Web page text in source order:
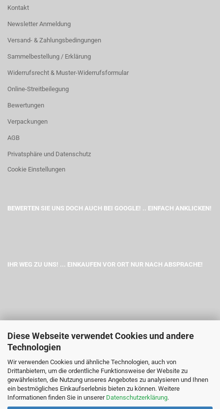
Diese Webseite verwendet Cookies und andere
Technologien
Wir verwenden Cookies und ähnliche Technologien, auch von
Drittanbietern, um die ordentliche Funktionsweise der Website zu
gewährleisten, die Nutzung unseres Angebotes zu analysieren und Ihnen
ein bestmögliches Einkaufserlebnis bieten zu können. Weitere
Informationen finden Sie in unserer Datenschutzerklärung.
Kontakt
Newsletter Anmeldung
Versand- & Zahlungsbedingungen
Sammelbestellung / Erklärung
Widerrufsrecht & Muster-Widerrufsformular
Online-Streitbeilegung
Bewertungen
Verpackungen
AGB
Privatsphäre und Datenschutz
Cookie Einstellungen
BEWERTEN SIE UNS DOCH AUCH BEI GOOGLE! .. EINFACH ANKLICKEN!
IHR WEG ZU UNS! ... EINKAUFEN VOR ORT NUR NACH ABSPRACHE!